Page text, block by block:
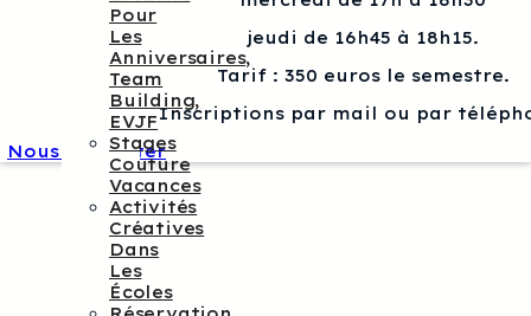
Pour
Les
Anniversaires,
Team
Building,
EVJF
Stages
Couture
Vacances
Activités
Créatives
Dans
Les
Écoles
jeudi de 16h45 à 18h15.
Tarif : 350 euros le semestre.
Inscriptions par mail ou par
Nous contacter